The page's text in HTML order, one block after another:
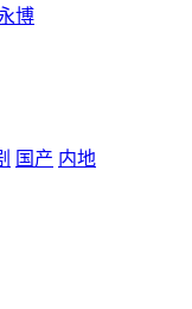
博
国产 内地